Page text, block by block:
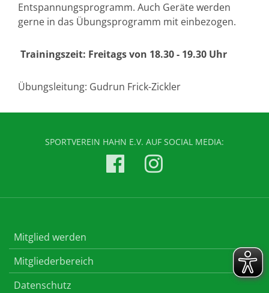
Entspannungsprogramm. Auch Geräte werden
gerne in das Übungsprogramm mit einbezogen.
Trainingszeit: Freitags von 18.30 - 19.30 Uhr
Übungsleitung: Gudrun Frick-Zickler
SPORTVEREIN HAHN E.V. AUF SOCIAL MEDIA:
Mitglied werden
Mitgliederbereich
Datenschutz